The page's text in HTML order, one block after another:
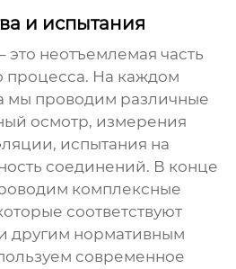
и испытания
это неотъемлемая часть
процесса. На каждом
мы проводим различные
осмотр, измерения
испытания на
соединений. В конце
комплексные
соответствуют
другим нормативным
современное